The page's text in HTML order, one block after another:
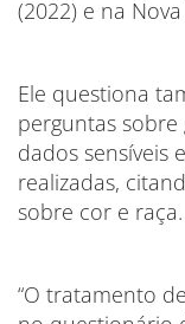
(2022) e na
Ele questiona
perguntas
dados sensíveis
realizadas,
sobre cor e raça.
“O tratamento